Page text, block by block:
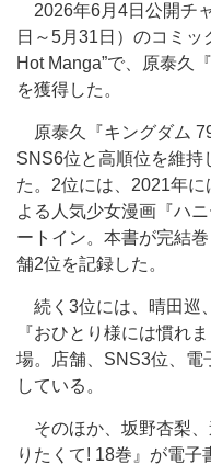
2026年6月4日公開チ
日～5月31日）のコミッ
Hot Manga”で、原泰久
を獲得した。
原泰久『キングダム
SNS6位と高順位を維持
た。2位には、2021年
よる人気少女漫画『ハ
ートイン。本書が完結
舗2位を記録した。
続く3位には、晴田巡
『おひとり様には慣れ
場。店舗、SNS3位、電
している。
そのほか、坂野杏梨、
りたくて! 18巻』が電子